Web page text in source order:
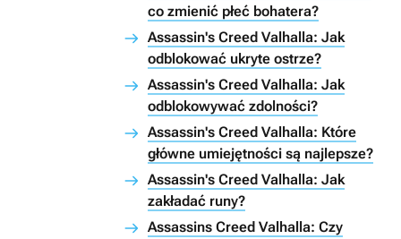
co zmienić płeć bohatera?
Assassin's Creed Valhalla: Jak
odblokować ukryte ostrze?
Assassin's Creed Valhalla: Jak
odblokowywać zdolności?
Assassin's Creed Valhalla: Które
główne umiejętności są najlepsze?
Assassin's Creed Valhalla: Jak
zakładać runy?
Assassins Creed Valhalla: Czy